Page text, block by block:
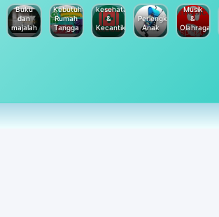
Buku
dan
majalah
Kebutuhan
Rumah
Tangga
kesehatan
&
Kecantikan
Perlengkapan
Anak
Musik
&
Olahraga